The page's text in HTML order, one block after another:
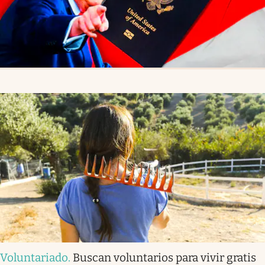
Voluntariado. Buscan voluntarios para vivir gratis